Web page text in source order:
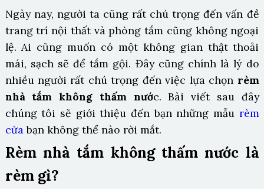
Ngày nay, người ta cũng rất chú trọng đến vấn đề
trang trí nội thất và phòng tắm cũng không ngoại
lệ. Ai cũng muốn có một không gian thật thoải
mái, sạch sẽ để tắm gội. Đây cũng chính là lý do
nhiều người rất chú trọng đến việc lựa chọn rèm
nhà tắm không thấm nước. Bài viết sau đây
chúng tôi sẽ giới thiệu đến bạn những mẫu rèm
cửabạn không thể nào rời mắt.
Rèm nhà tắm không thấm nước là
rèm gì?